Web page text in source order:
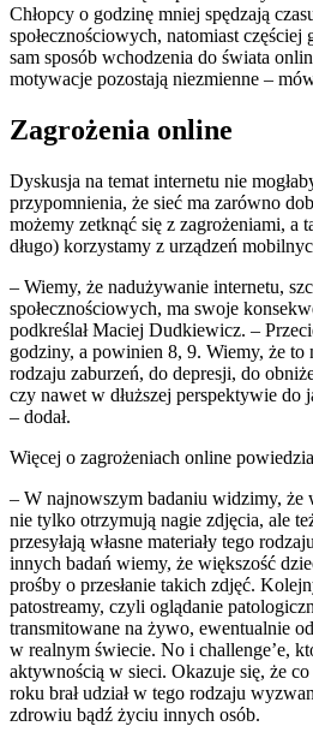
Chłopcy o godzinę mniej spędzają
społecznościowych, natomiast
sam sposób wchodzenia do świata
motywacje pozostają niezmienne –
Zagrożenia online
Dyskusja na temat internetu nie
przypomnienia, że sieć ma zarówno
możemy zetknąć się z zagrożeniami, a
długo) korzystamy z urządzeń
– Wiemy, że nadużywanie internetu,
społecznościowych, ma swoje
podkreślał Maciej Dudkiewicz. –
godziny, a powinien 8, 9. Wiemy, że to
rodzaju zaburzeń, do depresji, do
czy nawet w dłuższej perspektywie do
– dodał.
Więcej o zagrożeniach online
– W najnowszym badaniu widzimy, że
nie tylko otrzymują nagie zdjęcia, ale
przesyłają własne materiały tego
innych badań wiemy, że większość
prośby o przesłanie takich zdjęć.
patostreamy, czyli oglądanie
transmitowane na żywo, ewentualnie
w realnym świecie. No i challenge’e,
aktywnością w sieci. Okazuje się, że
roku brał udział w tego rodzaju
zdrowiu bądź życiu innych osób.